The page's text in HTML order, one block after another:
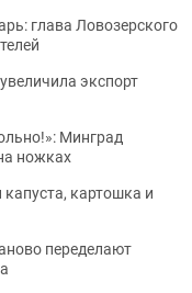
глава Ловозерского
экспорт
Минград
ножках
картошка и
переделают